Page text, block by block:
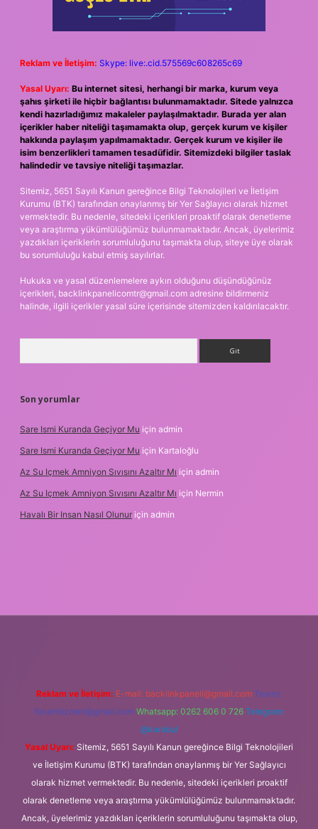
Reklam ve İletişim: Skype: live:.cid.575569c608265c69
Yasal Uyarı: Bu internet sitesi, herhangi bir marka, kurum veya
şahıs şirketi ile hiçbir bağlantısı bulunmamaktadır. Sitede yalnızca
kendi hazırladığımız makaleler paylaşılmaktadır. Burada yer alan
içerikler haber niteliği taşımamakta olup, gerçek kurum ve kişiler
hakkında paylaşım yapılmamaktadır. Gerçek kurum ve kişiler ile
isim benzerlikleri tamamen tesadüfidir. Sitemizdeki bilgiler taslak
halindedir ve tavsiye niteliği taşımazlar.
Sitemiz, 5651 Sayılı Kanun gereğince Bilgi Teknolojileri ve İletişim
Kurumu (BTK) tarafından onaylanmış bir Yer Sağlayıcı olarak hizmet
vermektedir. Bu nedenle, sitedeki içerikleri proaktif olarak denetleme
veya araştırma yükümlülüğümüz bulunmamaktadır. Ancak, üyelerimiz
yazdıkları içeriklerin sorumluluğunu taşımakta olup, siteye üye olarak
bu sorumluluğu kabul etmiş sayılırlar.
Hukuka ve yasal düzenlemelere aykırı olduğunu düşündüğünüz
içerikleri, backlinkpanelicomtr@gmail.com adresine bildirmeniz
halinde, ilgili içerikler yasal süre içerisinde sitemizden kaldırılacaktır.
Son yorumlar
Sare Ismi Kuranda Geçiyor Mu için admin
Sare Ismi Kuranda Geçiyor Mu için Kartaloğlu
Az Su Içmek Amniyon Sıvısını Azaltır Mı için admin
Az Su Içmek Amniyon Sıvısını Azaltır Mı için Nermin
Havalı Bir Insan Nasıl Olunur için admin
Reklam ve İletişim: E-mail: backlinkpaneli@gmail.com Teams:
forumhizmeti@gmail.com Whatsapp: 0262 606 0 726 Telegram:
@karabul
Yasal Uyarı: Sitemiz, 5651 Sayılı Kanun gereğince Bilgi Teknolojileri
ve İletişim Kurumu (BTK) tarafından onaylanmış bir Yer Sağlayıcı
olarak hizmet vermektedir. Bu nedenle, sitedeki içerikleri proaktif
olarak denetleme veya araştırma yükümlülüğümüz bulunmamaktadır.
Ancak, üyelerimiz yazdıkları içeriklerin sorumluluğunu taşımakta olup,